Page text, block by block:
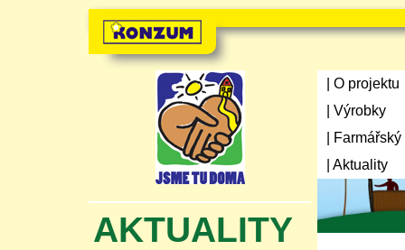
AKTUALITY
| O projektu
| Výrobky
|
| Aktuality